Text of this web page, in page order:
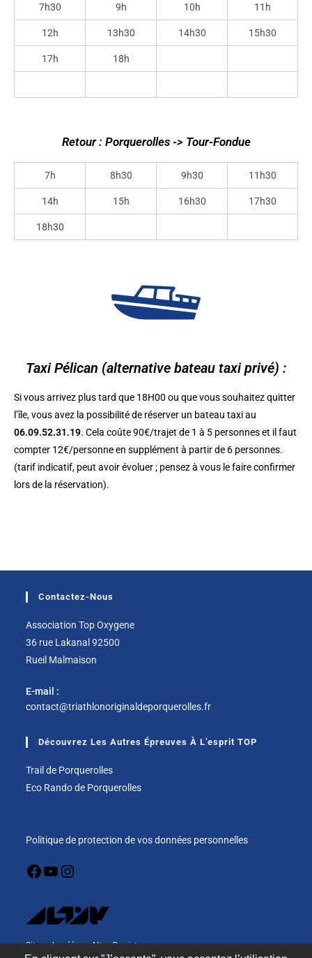
7h30 9h 10h 11h
12h 13h30 14h30 15h30
17h 18h
Retour : Porquerolles -> Tour-Fondue
7h 8h30 9h30 11h30
14h 15h 16h30 17h30
18h30
Taxi Pélican (alternative bateau taxi privé) :
Si vous arrivez plus tard que 18H00 ou que vous souhaitez quitter
l’île, vous avez la possibilité de réserver un bateau taxi au
06.09.52.31.19. Cela coûte 90€/trajet de 1 à 5 personnes et il faut
compter 12€/personne en supplément à partir de 6 personnes.
(tarif indicatif, peut avoir évoluer ; pensez à vous le faire confirmer
lors de la réservation).
Contactez-Nous
Association Top Oxygene
36 rue Lakanal 92500
Rueil Malmaison
E-mail :
contact@triathlonoriginaldeporquerolles.fr
Découvrez Les Autres Épreuves À L’esprit TOP
Trail de Porquerolles
Eco Rando de Porquerolles
Politique de protection de vos données personnelles
Site web créé par Altay Dagistan.